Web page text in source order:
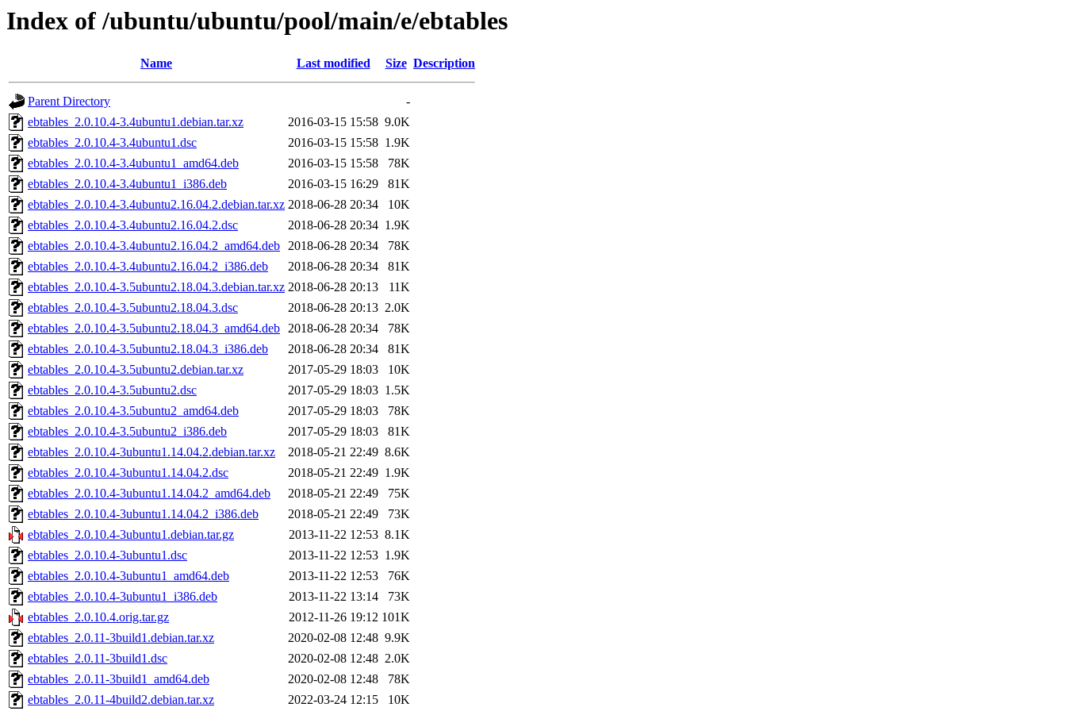
Index of /ubuntu/ubuntu/pool/main/e/ebtables
Name Last modified Size Description
Parent Directory
-
ebtables_2.0.10.4-3.4ubuntu1.debian.tar.xz
2016-03-15 15:58 9.0K
ebtables_2.0.10.4-3.4ubuntu1.dsc
2016-03-15 15:58 1.9K
ebtables_2.0.10.4-3.4ubuntu1_amd64.deb
2016-03-15 15:58
78K
ebtables_2.0.10.4-3.4ubuntu1_i386.deb
2016-03-15 16:29
81K
ebtables_2.0.10.4-3.4ubuntu2.16.04.2.debian.tar.xz 2018-06-28 20:34
10K
ebtables_2.0.10.4-3.4ubuntu2.16.04.2.dsc
2018-06-28 20:34 1.9K
ebtables_2.0.10.4-3.4ubuntu2.16.04.2_amd64.deb 2018-06-28 20:34
78K
ebtables_2.0.10.4-3.4ubuntu2.16.04.2_i386.deb
2018-06-28 20:34
81K
ebtables_2.0.10.4-3.5ubuntu2.18.04.3.debian.tar.xz 2018-06-28 20:13
11K
ebtables_2.0.10.4-3.5ubuntu2.18.04.3.dsc
2018-06-28 20:13 2.0K
ebtables_2.0.10.4-3.5ubuntu2.18.04.3_amd64.deb 2018-06-28 20:34
78K
ebtables_2.0.10.4-3.5ubuntu2.18.04.3_i386.deb
2018-06-28 20:34
81K
ebtables_2.0.10.4-3.5ubuntu2.debian.tar.xz
2017-05-29 18:03
10K
ebtables_2.0.10.4-3.5ubuntu2.dsc
2017-05-29 18:03 1.5K
ebtables_2.0.10.4-3.5ubuntu2_amd64.deb
2017-05-29 18:03
78K
ebtables_2.0.10.4-3.5ubuntu2_i386.deb
2017-05-29 18:03
81K
ebtables_2.0.10.4-3ubuntu1.14.04.2.debian.tar.xz
2018-05-21 22:49 8.6K
ebtables_2.0.10.4-3ubuntu1.14.04.2.dsc
2018-05-21 22:49 1.9K
ebtables_2.0.10.4-3ubuntu1.14.04.2_amd64.deb
2018-05-21 22:49
75K
ebtables_2.0.10.4-3ubuntu1.14.04.2_i386.deb
2018-05-21 22:49
73K
ebtables_2.0.10.4-3ubuntu1.debian.tar.gz
2013-11-22 12:53 8.1K
ebtables_2.0.10.4-3ubuntu1.dsc
2013-11-22 12:53 1.9K
ebtables_2.0.10.4-3ubuntu1_amd64.deb
2013-11-22 12:53
76K
ebtables_2.0.10.4-3ubuntu1_i386.deb
2013-11-22 13:14
73K
ebtables_2.0.10.4.orig.tar.gz
2012-11-26 19:12 101K
ebtables_2.0.11-3build1.debian.tar.xz
2020-02-08 12:48 9.9K
ebtables_2.0.11-3build1.dsc
2020-02-08 12:48 2.0K
ebtables_2.0.11-3build1_amd64.deb
2020-02-08 12:48
78K
ebtables_2.0.11-4build2.debian.tar.xz
2022-03-24 12:15 10K